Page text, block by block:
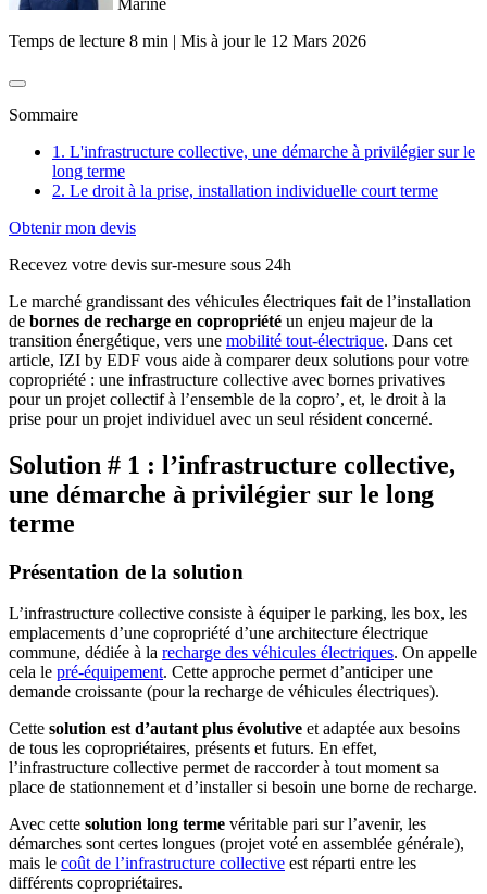
Temps de lecture 8 min | Mis à jour le 12 Mars 2026
Sommaire
1. L'infrastructure collective, une démarche à privilégier sur le
long terme
2. Le droit à la prise, installation individuelle court terme
Obtenir mon devis
Recevez votre devis sur-mesure sous 24h
Le marché grandissant des véhicules électriques fait de l’installation
de bornes de recharge en copropriété un enjeu majeur de la
transition énergétique, vers une mobilité tout-électrique. Dans cet
article, IZI by EDF vous aide à comparer deux solutions pour votre
copropriété : une infrastructure collective avec bornes privatives
pour un projet collectif à l’ensemble de la copro’, et, le droit à la
prise pour un projet individuel avec un seul résident concerné.
Solution # 1 : l’infrastructure collective,
une démarche à privilégier sur le long
terme
Présentation de la solution
L’infrastructure collective consiste à équiper le parking, les box, les
emplacements d’une copropriété d’une architecture électrique
commune, dédiée à la recharge des véhicules électriques. On appelle
cela le pré-équipement. Cette approche permet d’anticiper une
demande croissante (pour la recharge de véhicules électriques).
Cette solution est d’autant plus évolutive et adaptée aux besoins
de tous les copropriétaires, présents et futurs. En effet,
l’infrastructure collective permet de raccorder à tout moment sa
place de stationnement et d’installer si besoin une borne de recharge.
Avec cette solution long terme véritable pari sur l’avenir, les
démarches sont certes longues (projet voté en assemblée générale),
mais le coût de l’infrastructure collective est réparti entre les
différents copropriétaires.